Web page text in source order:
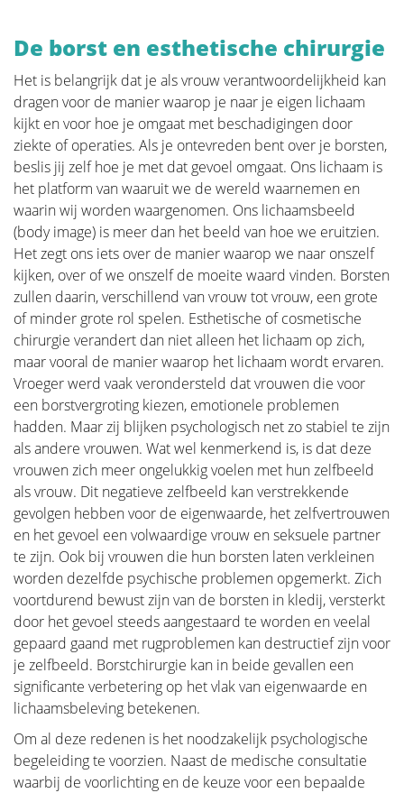
De borst en esthetische chirurgie
Het is belangrijk dat je als vrouw verantwoordelijkheid kan
dragen voor de manier waarop je naar je eigen lichaam
kijkt en voor hoe je omgaat met beschadigingen door
ziekte of operaties. Als je ontevreden bent over je borsten,
beslis jij zelf hoe je met dat gevoel omgaat. Ons lichaam is
het platform van waaruit we de wereld waarnemen en
waarin wij worden waargenomen. Ons lichaamsbeeld
(body image) is meer dan het beeld van hoe we eruitzien.
Het zegt ons iets over de manier waarop we naar onszelf
kijken, over of we onszelf de moeite waard vinden. Borsten
zullen daarin, verschillend van vrouw tot vrouw, een grote
of minder grote rol spelen. Esthetische of cosmetische
chirurgie verandert dan niet alleen het lichaam op zich,
maar vooral de manier waarop het lichaam wordt ervaren.
Vroeger werd vaak verondersteld dat vrouwen die voor
een borstvergroting kiezen, emotionele problemen
hadden. Maar zij blijken psychologisch net zo stabiel te zijn
als andere vrouwen. Wat wel kenmerkend is, is dat deze
vrouwen zich meer ongelukkig voelen met hun zelfbeeld
als vrouw. Dit negatieve zelfbeeld kan verstrekkende
gevolgen hebben voor de eigenwaarde, het zelfvertrouwen
en het gevoel een volwaardige vrouw en seksuele partner
te zijn. Ook bij vrouwen die hun borsten laten verkleinen
worden dezelfde psychische problemen opgemerkt. Zich
voortdurend bewust zijn van de borsten in kledij, versterkt
door het gevoel steeds aangestaard te worden en veelal
gepaard gaand met rugproblemen kan destructief zijn voor
je zelfbeeld. Borstchirurgie kan in beide gevallen een
significante verbetering op het vlak van eigenwaarde en
lichaamsbeleving betekenen.
Om al deze redenen is het noodzakelijk psychologische
begeleiding te voorzien. Naast de medische consultatie
waarbij de voorlichting en de keuze voor een bepaalde